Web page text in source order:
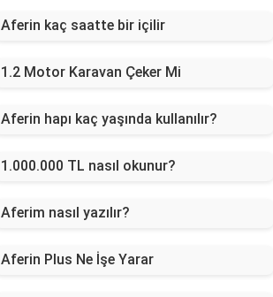
Aferin kaç saatte bir içilir
1.2 Motor Karavan Çeker Mi
Aferin hapı kaç yaşında kullanılır?
1.000.000 TL nasıl okunur?
Aferim nasıl yazılır?
Aferin Plus Ne İşe Yarar